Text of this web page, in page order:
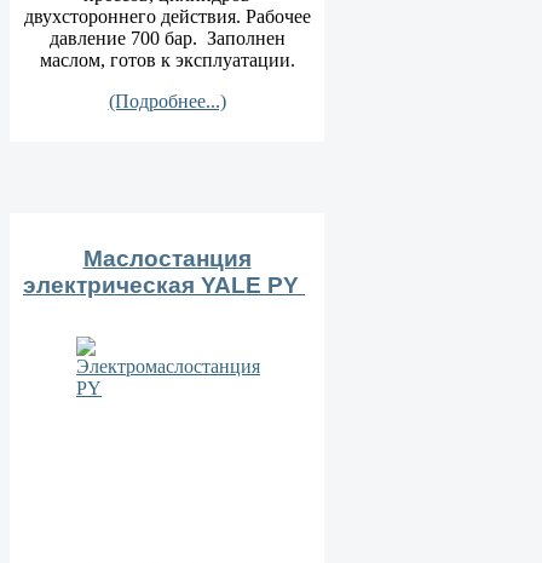
двухстороннего действия. Рабочее
давление 700 бар. Заполнен
маслом, готов к эксплуатации.
(Подробнее...)
Маслостанция
электрическая YALE PY